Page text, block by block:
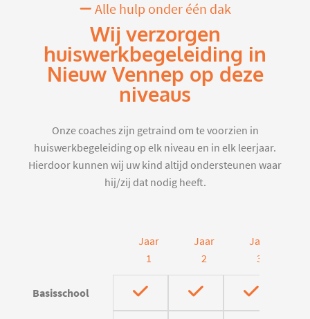
Alle hulp onder één dak
Wij verzorgen
huiswerkbegeleiding in
Nieuw Vennep op deze
niveaus
Onze coaches zijn getraind om te voorzien in
huiswerkbegeleiding op elk niveau en in elk leerjaar.
Hierdoor kunnen wij uw kind altijd ondersteunen waar
hij/zij dat nodig heeft.
Jaar
1
Jaar
2
Jaar
3
Basisschool